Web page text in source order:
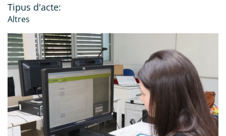
Tipus d'acte:
Altres